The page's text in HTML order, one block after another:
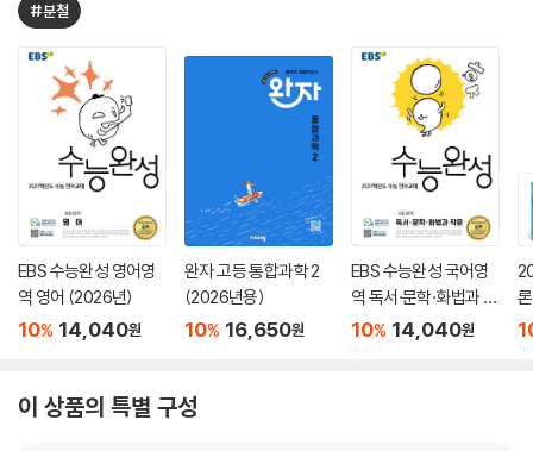
#분철
EBS 수능완성 영어영
역 영어 (2026년)
10% 14,040원
완자 고등 통합과학 2
(2026년용)
10% 16,650원
EBS 수능완성 국어영
역 독서·문학·화법과 작
문 (2026년)
10% 14,040원
(
이 상품의 특별 구성